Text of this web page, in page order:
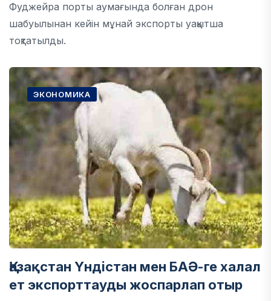
Фуджейра порты аумағында болған дрон
шабуылынан кейін мұнай экспорты уақытша
тоқтатылды.
ЭКОНОМИКА
Қазақстан Үндістан мен БАӘ-ге халал
ет экспорттауды жоспарлап отыр